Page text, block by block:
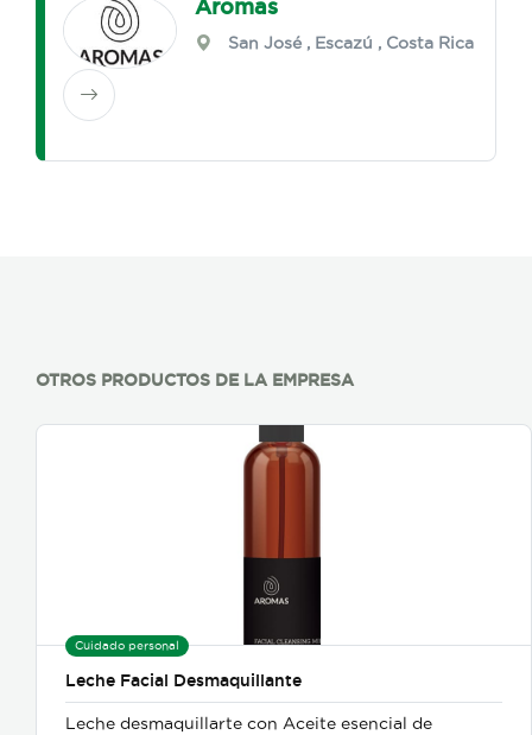
Aromas
San José , Escazú , Costa Rica
OTROS PRODUCTOS DE LA EMPRESA
Cuidado personal
Leche Facial Desmaquillante
Leche desmaquillarte con Aceite esencial de